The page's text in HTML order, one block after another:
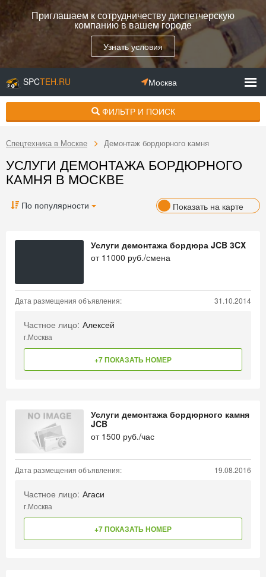
Приглашаем к сотрудничеству диспетчерскую
компанию в вашем городе
Узнать условия
SPCTEH.RU Москва
ФИЛЬТР И ПОИСК
Спецтехника в Москве Демонтаж бордюрного камня
УСЛУГИ ДЕМОНТАЖА БОРДЮРНОГО
КАМНЯ В МОСКВЕ
По популярности Показать на карте
Услуги демонтажа бордюра JCB 3CX
от 11000 руб./смена
Дата размещения объявления: 31.10.2014
Частное лицо: Алексей
г.Москва
+7 ПОКАЗАТЬ НОМЕР
Услуги демонтажа бордюрного камня
JCB
от 1500 руб./час
Дата размещения объявления: 19.08.2016
Частное лицо: Агаси
г.Москва
+7 ПОКАЗАТЬ НОМЕР